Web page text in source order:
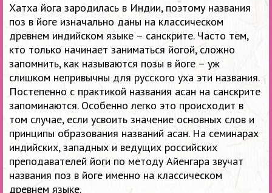
Хатха йога зародилась в Индии, поэтому названия
поз в йоге изначально даны на классическом
древнем индийском языке – санскрите. Часто тем,
кто только начинает заниматься йогой, сложно
запомнить, как называются позы в йоге – уж
слишком непривычны для русского уха эти названия.
Постепенно с практикой названия асан на санскрите
запоминаются. Особенно легко это происходит в
том случае, если усвоить значение основных слов и
принципы образования названий асан. На семинарах
индийских, западных и ведущих российских
преподавателей йоги по методу Айенгара звучат
названия поз в йоге именно на классическом
древнем языке.